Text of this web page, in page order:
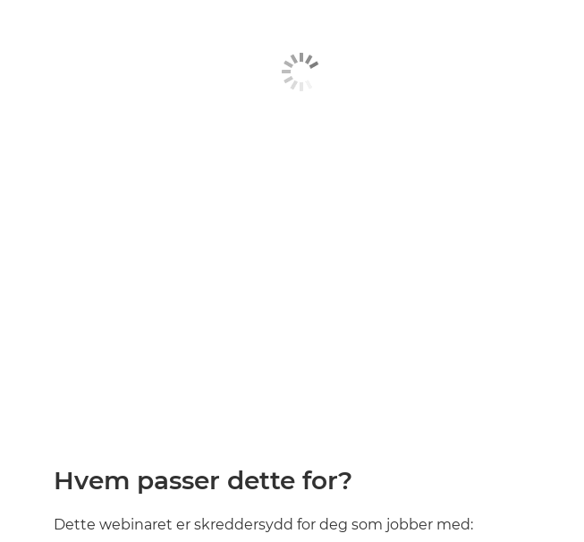
Hvem passer dette for?
Dette webinaret er skreddersydd for deg som jobber med: